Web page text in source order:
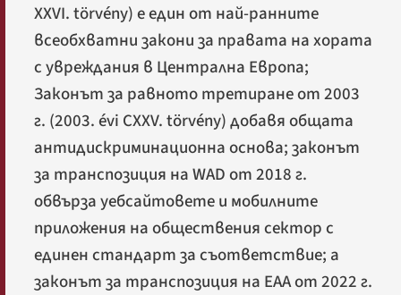
XXVI. törvény) е един от най-ранните
всеобхватни закони за правата на хората
с увреждания в Централна Европа;
Законът за равното третиране от 2003
г. (2003. évi CXXV. törvény) добавя общата
антидискриминационна основа; законът
за транспозиция на WAD от 2018 г.
обвърза уебсайтовете и мобилните
приложения на обществения сектор с
единен стандарт за съответствие; а
законът за транспозиция на EAA от 2022 г.